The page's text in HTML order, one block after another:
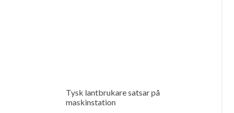
Tysk lantbrukare satsar på
maskinstation